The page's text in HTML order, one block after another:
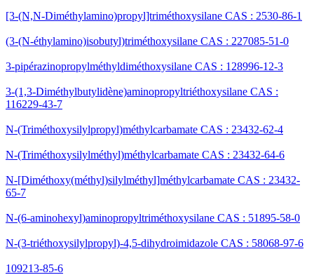
[3-(N,N-Diméthylamino)propyl]triméthoxysilane CAS : 2530-86-1
(3-(N-éthylamino)isobutyl)triméthoxysilane CAS : 227085-51-0
3-pipérazinopropylméthyldiméthoxysilane CAS : 128996-12-3
3-(1,3-Diméthylbutylidène)aminopropyltriéthoxysilane CAS :
116229-43-7
N-(Triméthoxysilylpropyl)méthylcarbamate CAS : 23432-62-4
N-(Triméthoxysilylméthyl)méthylcarbamate CAS : 23432-64-6
N-[Diméthoxy(méthyl)silylméthyl]méthylcarbamate CAS : 23432-
65-7
N-(6-aminohexyl)aminopropyltriméthoxysilane CAS : 51895-58-0
N-(3-triéthoxysilylpropyl)-4,5-dihydroimidazole CAS : 58068-97-6
109213-85-6